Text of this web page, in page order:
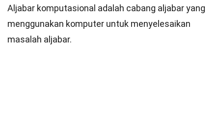
Aljabar komputasional adalah cabang aljabar yang
menggunakan komputer untuk menyelesaikan
masalah aljabar.